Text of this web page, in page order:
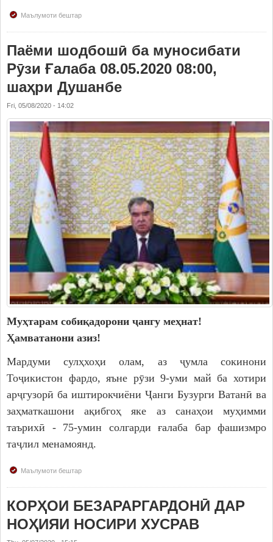
Маълумоти бештар
Паёми шодбошӣ ба муносибати
Рӯзи Ғалаба 08.05.2020 08:00,
шаҳри Душанбе
Fri, 05/08/2020 - 14:02
Муҳтарам собиқадорони ҷангу меҳнат!
Ҳамватанони азиз!
Мардуми сулҳхоҳи олам, аз ҷумла сокинони
Тоҷикистон фардо, яъне рӯзи 9-уми май ба хотири
арҷгузорӣ ба иштирокчиёни Ҷанги Бузурги Ватанӣ ва
заҳматкашони ақибгоҳ яке аз санаҳои муҳимми
таърихӣ - 75-умин солгарди ғалаба бар фашизмро
таҷлил менамоянд.
Маълумоти бештар
КОРҲОИ БЕЗАРАРГАРДОНӢ ДАР
НОҲИЯИ НОСИРИ ХУСРАВ